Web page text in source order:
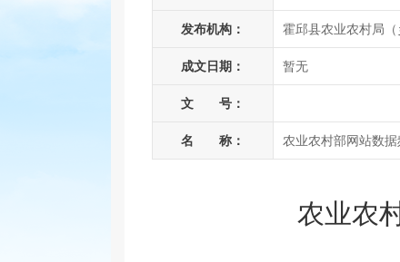
发布机构： 霍邱县农业农村局（
成文日期： 暂无
文 号：
名 称： 农业农村部网站数
农业农